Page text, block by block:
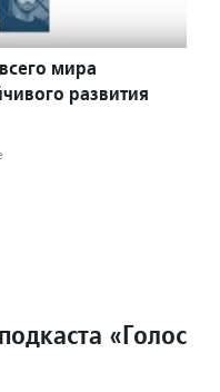
мира
развития
«Голос